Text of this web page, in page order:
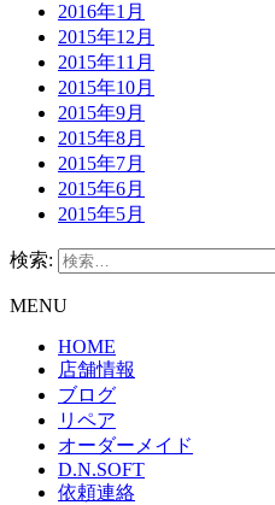
2016年1月
2015年12月
2015年11月
2015年10月
2015年9月
2015年8月
2015年7月
2015年6月
2015年5月
検索:
MENU
HOME
店舗情報
ブログ
リペア
オーダーメイド
D.N.SOFT
依頼連絡